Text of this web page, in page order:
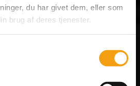
du har givet dem, eller som
brug af deres tjenester.
skilte, logoer,